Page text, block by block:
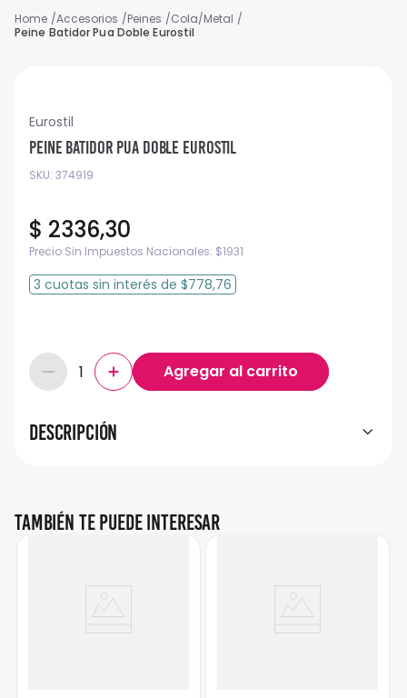
Accesorios Peines
Cola/Metal
Peine Batidor Pua Doble Eurostil
Eurostil
Peine Batidor Pua Doble Eurostil
SKU: 374919
$ 2336,30
Precio Sin Impuestos Nacionales: $1931
3 cuotas sin interés de $778,76
Descripción
También te puede interesar